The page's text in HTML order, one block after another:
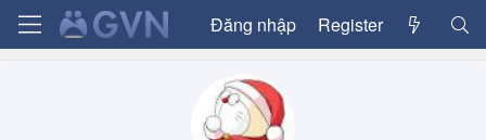
Đăng nhập Register